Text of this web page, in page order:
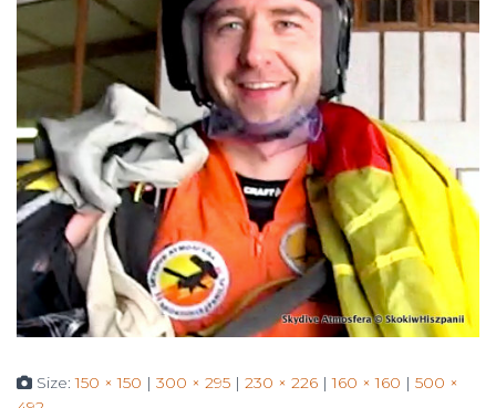
Size:150 × 150 | 300 × 295 | 230 × 226 | 160 × 160 | 500 ×